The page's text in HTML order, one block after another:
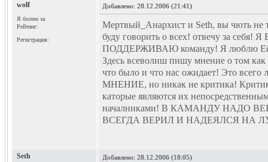
wolf
Я болею за
Рейтинг:
Регистрация:
Добавлено: 28.12.2006 (21:41)
Мертвый_Анархист и Seth, вы чють не
буду говорить о всех! отвечу за себя!
ПОДДЕРЖИВАЮ команду! Я люблю
Здесь всеволиш пишу мнение о том
что было и что нас ожидает! Это всего
МНЕНИЕ, но никак не критика!
каторые являются их
началниками! В КАМАНДУ НАДО
ВСЕГДА ВЕРИЛ И НАДЕЯЛСЯ НА
Seth Добавлено: 28.12.2006 (18:05)